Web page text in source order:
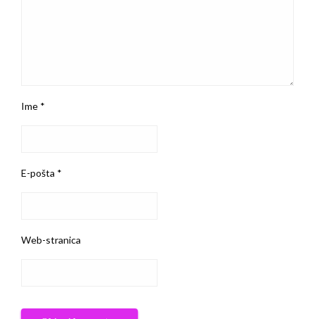
Ime *
E-pošta *
Web-stranica